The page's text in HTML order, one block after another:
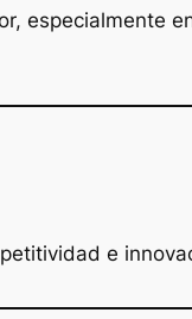
especialmente
e